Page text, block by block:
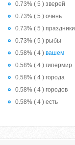
0.73% ( 5 ) зверей
0.73% ( 5 ) очень
0.73% ( 5 ) праздники
0.73% ( 5 ) рыбы
0.58% ( 4 )вашем
0.58% ( 4 ) гипермир
0.58% ( 4 ) города
0.58% ( 4 ) городов
0.58% ( 4 ) есть